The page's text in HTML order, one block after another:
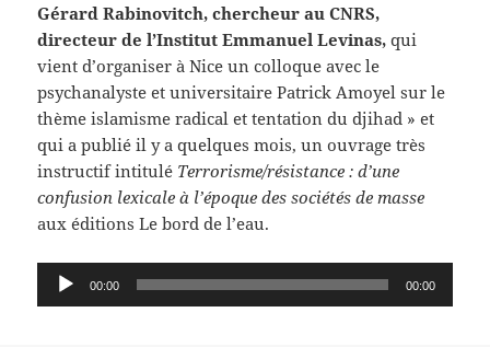
Gérard Rabinovitch, chercheur au CNRS,
directeur de l’Institut Emmanuel Levinas, qui
vient d’organiser à Nice un colloque avec le
psychanalyste et universitaire Patrick Amoyel sur le
thème islamisme radical et tentation du djihad » et
qui a publié il y a quelques mois, un ouvrage très
instructif intitulé Terrorisme/résistance : d’une
confusion lexicale à l’époque des sociétés de masse
aux éditions Le bord de l’eau.
Lecteur
audio
00:00 00:00